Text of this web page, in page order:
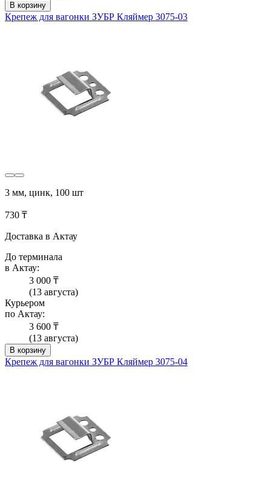
В корзину
Крепеж для вагонки ЗУБР Кляймер 3075-03
3 мм, цинк, 100 шт
730 ₸
Доставка в Актау
До терминала
в Актау:
3 000 ₸
(13 августа)
Курьером
по Актау:
3 600 ₸
(13 августа)
В корзину
Крепеж для вагонки ЗУБР Кляймер 3075-04